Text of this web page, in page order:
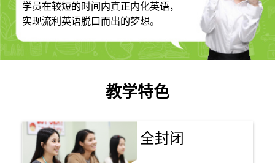
学员在较短的时间内真正内化英语，
实现流利英语脱口而出的梦想。
教学特色
全封闭